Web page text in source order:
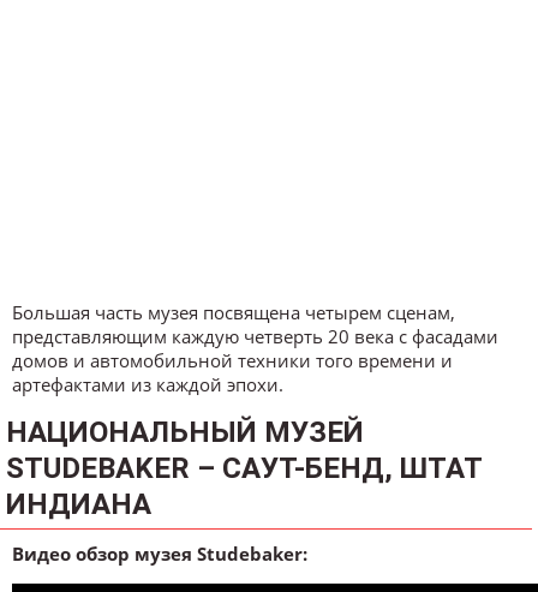
Большая часть музея посвящена четырем сценам,
представляющим каждую четверть 20 века с фасадами
домов и автомобильной техники того времени и
артефактами из каждой эпохи.
НАЦИОНАЛЬНЫЙ МУЗЕЙ
STUDEBAKER – САУТ-БЕНД, ШТАТ
ИНДИАНА
Видео обзор музея Studebaker: